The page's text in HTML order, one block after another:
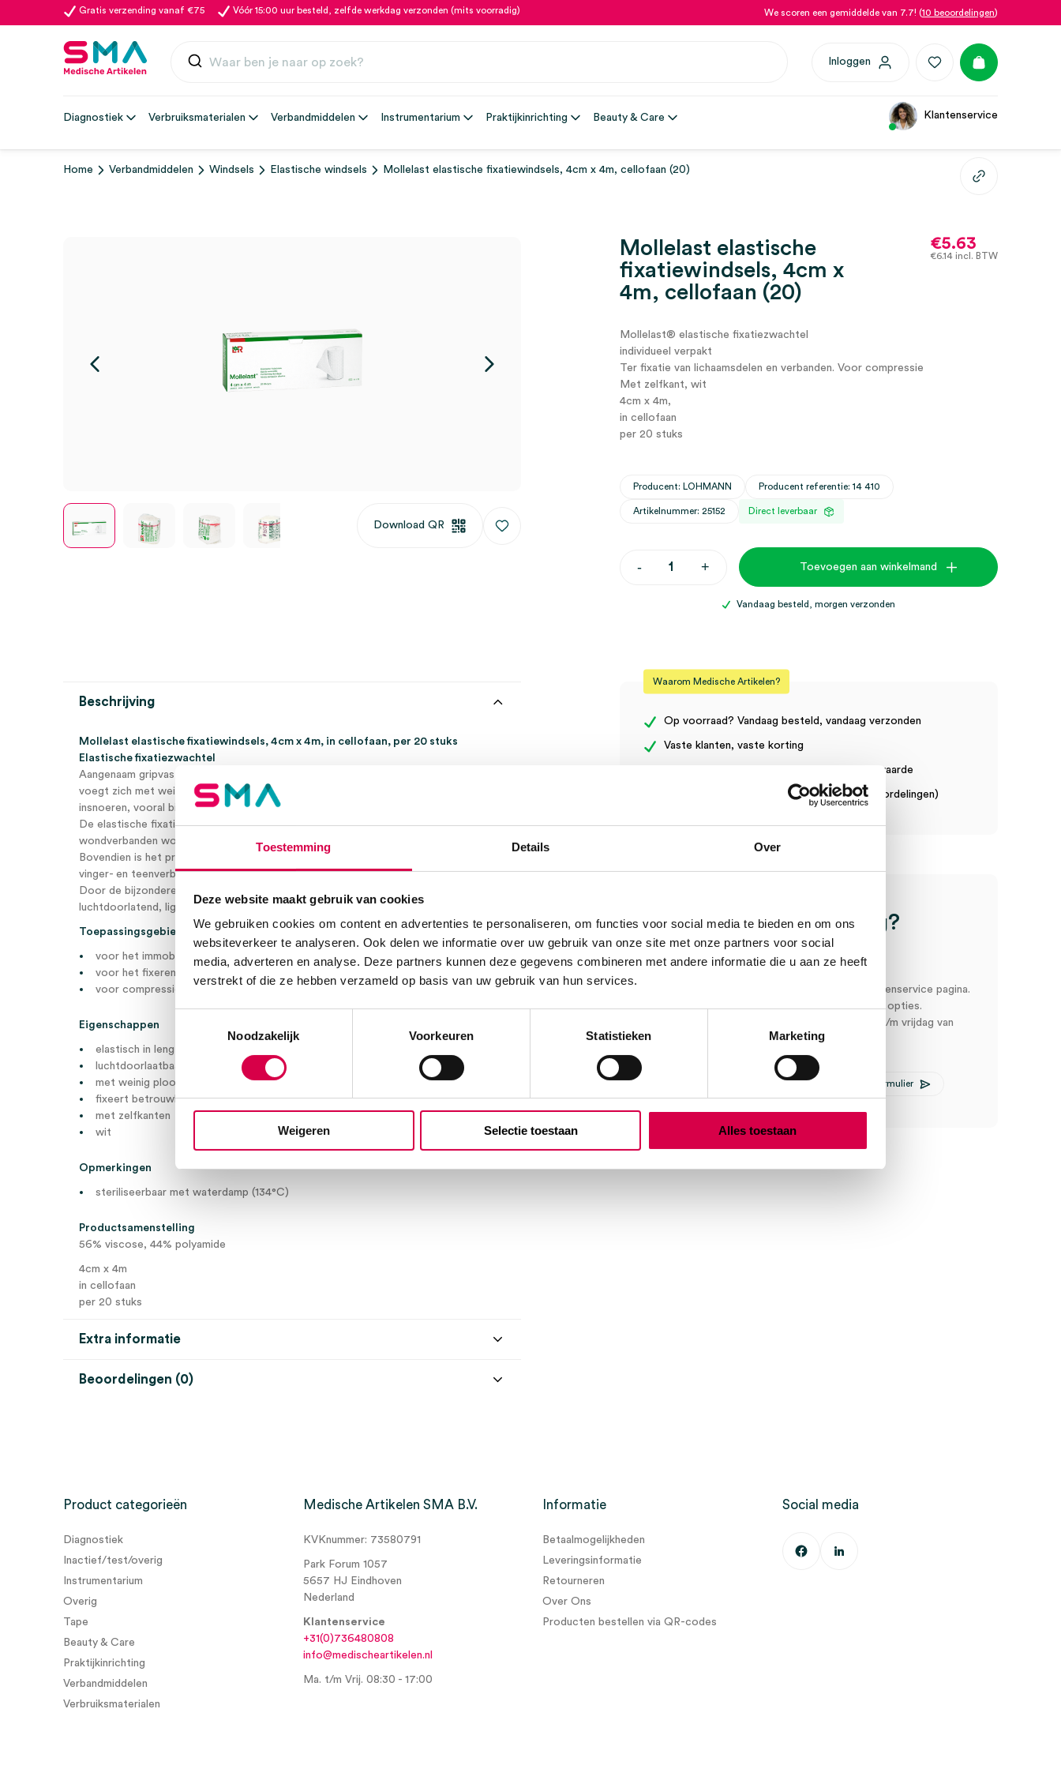
Toestemming Details Over
Deze website maakt gebruik van cookies
We gebruiken cookies om content en advertenties te personaliseren, om functies voor social media te bieden en om ons
websiteverkeer te analyseren. Ook delen we informatie over uw gebruik van onze site met onze partners voor social
media, adverteren en analyse. Deze partners kunnen deze gegevens combineren met andere informatie die u aan ze heeft
verstrekt of die ze hebben verzameld op basis van uw gebruik van hun services.
Noodzakelijk
Voorkeuren Statistieken Marketing
Weigeren Selectie toestaan Alles toestaan
Gratis verzending vanaf €75 Vóór 15:00 uur besteld, zelfde werkdag verzonden (mits voorradig) We scoren een gemiddelde van 7.7! (10 beoordelingen)
Inloggen
Diagnostiek Verbruiksmaterialen Verbandmiddelen Instrumentarium Praktijkinrichting Beauty & Care Klantenservice
Home Verbandmiddelen Windsels Elastische windsels Mollelast elastische fixatiewindsels, 4cm x 4m, cellofaan (20)
Download QR
Mollelast elastische
fixatiewindsels, 4cm x
4m, cellofaan (20)
€5.63
€6.14 incl. BTW
Mollelast® elastische fixatiezwachtel
individueel verpakt
Ter fixatie van lichaamsdelen en verbanden. Voor compressie
Met zelfkant, wit
4cm x 4m,
in cellofaan
per 20 stuks
Producent: LOHMANN Producent referentie: 14 410
Artikelnummer: 25152 Direct leverbaar
-Mollelast
aantal
+ Toevoegen aan winkelmand
Vandaag besteld, morgen verzonden
Beschrijving
Mollelast elastische fixatiewindsels, 4cm x 4m, in cellofaan, per 20 stuks
Elastische fixatiezwachtel
Aangenaam gripvast en zeer elastisch voor alle soorten fixatieverband: Mollelast
voegt zich met weinig plooien naar het lichaam en fixeert betrouwbaar zonder
insnoeren, vooral bij conische lichaamsdelen en rond gewrichten.
De elastische fixatiezwachtel is een zwachtel die vooral ter fixatie van
wondverbanden wordt gebruikt.
Bovendien is het product geschikt voor lichte compressie, vooral bij lymfologisch
vinger- en teenverband.
Door de bijzondere tricotage is de zwachtel in de breedte stabiel en
luchtdoorlatend, ligt hij losjes in de hand en is hij aangenaam op de huid.
Toepassingsgebieden
voor het immobiliseren van lichaamsdelen
voor het fixeren van verbanden
voor compressie
Eigenschappen
elastisch in lengterichting (ca. 100%)
luchtdoorlaatbaar en gripvast
met weinig plooien aan te leggen
fixeert betrouwbaar ook op conische lichaamsdelen en rond gewrichten
met zelfkanten
wit
Opmerkingen
steriliseerbaar met waterdamp (134°C)
Productsamenstelling
56% viscose, 44% polyamide
4cm x 4m
in cellofaan
per 20 stuks
Extra informatie
Beoordelingen (0)
(20)” te beoordelen
Je moetingelogd zijn om een beoordeling te plaatsen.
Waarom Medische Artikelen?
Op voorraad? Vandaag besteld, vandaag verzonden
Vaste klanten, vaste korting
Geen klein order toeslag vanaf €75 bestelwaarde
We scoren een gemiddelde van 7.7! (10 beoordelingen)
Klantenservice
Heb je een vraag?
Anca helpt je!
Vind je antwoord snel en makkelijk op onze klantenservice pagina.
Of contacteer ons via een van de onderstaande opties.
Onze klantenservice is bereikbaar van maandag t/m vrijdag van
08:30 tot 17:00
E-mail Anca Contactformulier
Product categorieën
Diagnostiek
Inactief/test/overig
Instrumentarium
Overig
Tape
Beauty & Care
Praktijkinrichting
Verbandmiddelen
Verbruiksmaterialen
Medische Artikelen SMA B.V.
KVKnummer: 73580791
Park Forum 1057
5657 HJ Eindhoven
Nederland
Klantenservice
+31(0)736480808
info@medischeartikelen.nl
Ma. t/m Vrij. 08:30 - 17:00
Informatie
Betaalmogelijkheden
Leveringsinformatie
Retourneren
Over Ons
Producten bestellen via QR-codes
Social media